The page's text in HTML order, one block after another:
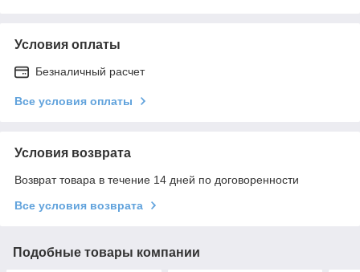
Условия оплаты
Безналичный расчет
Все условия оплаты
Условия возврата
Возврат товара в течение 14 дней по договоренности
Все условия возврата
Подобные товары компании